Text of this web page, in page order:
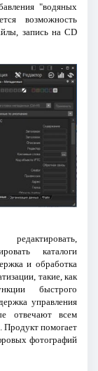
"водяных
возможность
запись на CD
каталоги
и обработка
такие, как
быстрого
управления
отвечают всем
Продукт помогает
фотографий